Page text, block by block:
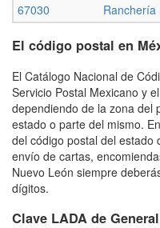
67030
Ranchería
El código postal en
El Catálogo Nacional de
Servicio Postal Mexicano y
dependiendo de la zona del
estado o parte del mismo.
del código postal del estado
envío de cartas,
Nuevo León siempre
dígitos.
Clave LADA de